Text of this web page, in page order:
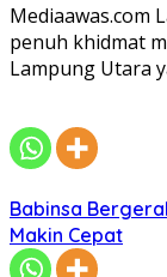
Mediaawas.com
penuh khidmat
Lampung Utara
Babinsa
Makin Cepat